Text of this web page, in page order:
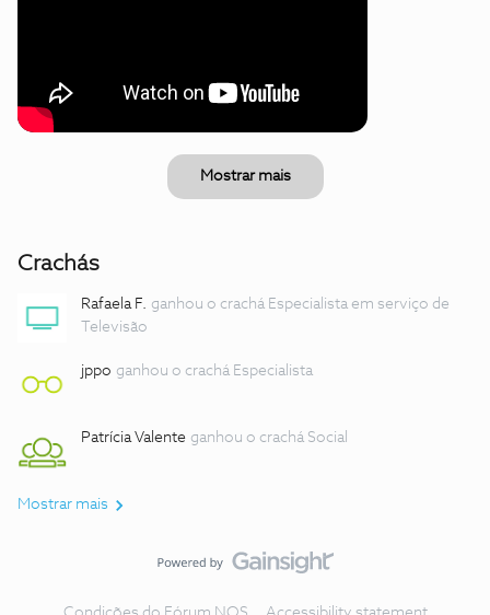
Mostrar mais
Crachás
Rafaela F. ganhou o crachá Especialista em serviço de
Televisão
jppo ganhou o crachá Especialista
Patrícia Valente ganhou o crachá Social
Mostrar mais